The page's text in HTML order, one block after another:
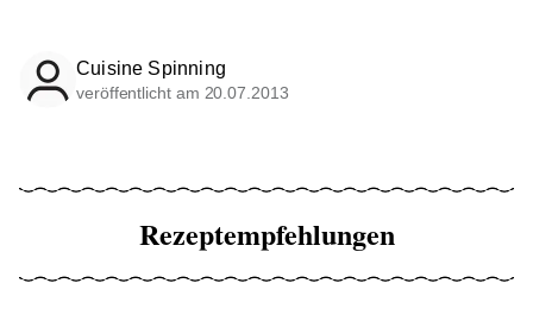
Cuisine Spinning
veröffentlicht am 20.07.2013
Rezeptempfehlungen